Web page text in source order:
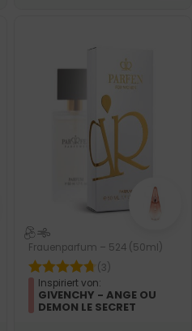
Frauenparfum – 524 (50ml)
(3)
Inspiriert von:
GIVENCHY - ANGE OU
DEMON LE SECRET